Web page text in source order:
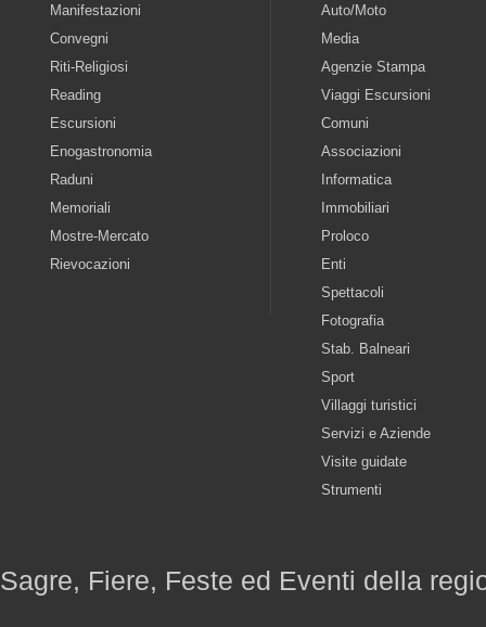
Manifestazioni
Convegni
Riti-Religiosi
Reading
Escursioni
Enogastronomia
Raduni
Memoriali
Mostre-Mercato
Rievocazioni
Auto/Moto
Media
Agenzie Stampa
Viaggi Escursioni
Comuni
Associazioni
Informatica
Immobiliari
Proloco
Enti
Spettacoli
Fotografia
Stab. Balneari
Sport
Villaggi turistici
Servizi e Aziende
Visite guidate
Strumenti
Sagre, Fiere, Feste ed Eventi della